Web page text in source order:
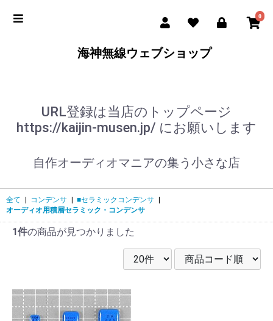
0
海神無線ウェブショップ
URL登録は当店のトップページ
https://kaijin-musen.jp/ にお願いします
自作オーディオマニアの集う小さな店
全て コンデンサ ■セラミックコンデンサ
オーディオ用積層セラミック・コンデンサ
1件の商品が見つかりました